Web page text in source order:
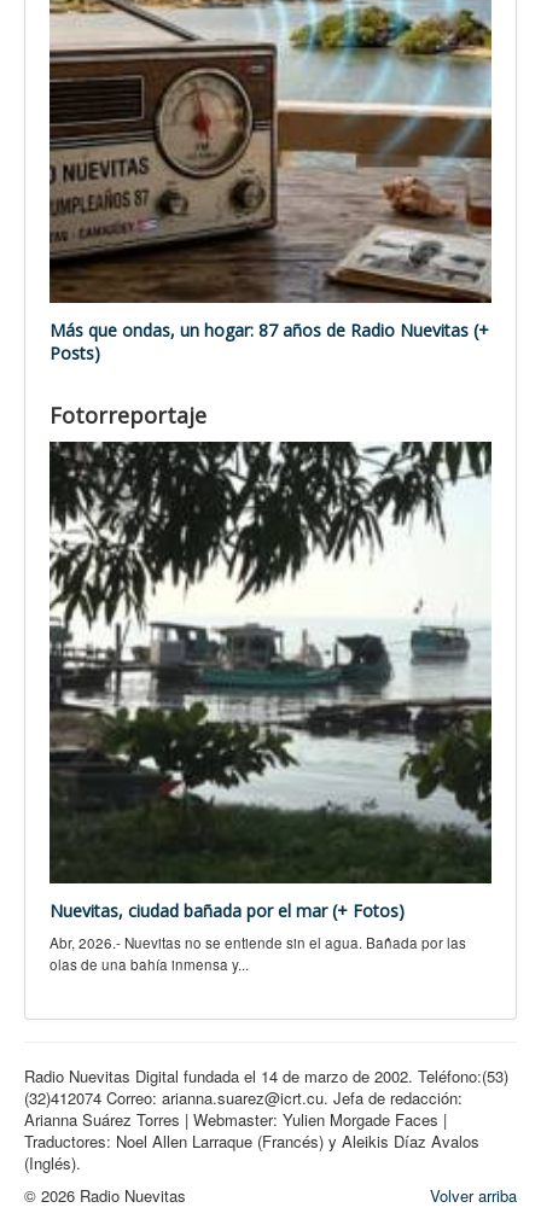
Más que ondas, un hogar: 87 años de Radio Nuevitas (+
Posts)
Fotorreportaje
Nuevitas, ciudad bañada por el mar (+ Fotos)
Abr, 2026.- Nuevitas no se entiende sin el agua. Bañada por las
olas de una bahía inmensa y...
Radio Nuevitas Digital fundada el 14 de marzo de 2002. Teléfono:(53)
(32)412074 Correo: arianna.suarez@icrt.cu. Jefa de redacción:
Arianna Suárez Torres | Webmaster: Yulien Morgade Faces |
Traductores: Noel Allen Larraque (Francés) y Aleikis Díaz Avalos
(Inglés).
Volver arriba
© 2026 Radio Nuevitas